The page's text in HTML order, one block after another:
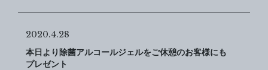
2020.4.28
本日より除菌アルコールジェルをご休憩のお客様にも
プレゼント